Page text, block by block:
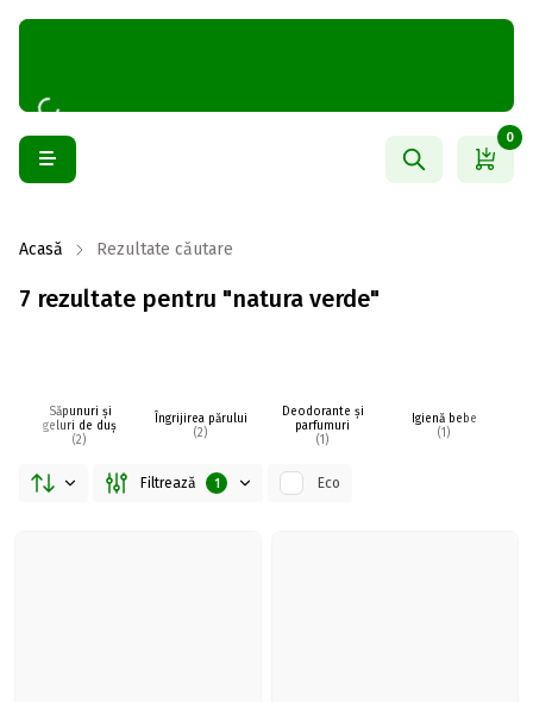
0
Acasă Rezultate căutare
7 rezultate pentru "natura verde"
Săpunuri și
geluri de duș
(2)
Îngrijirea părului
(2)
Deodorante și
parfumuri
(1)
Igienă bebe
(1)
Filtrează 1 Eco